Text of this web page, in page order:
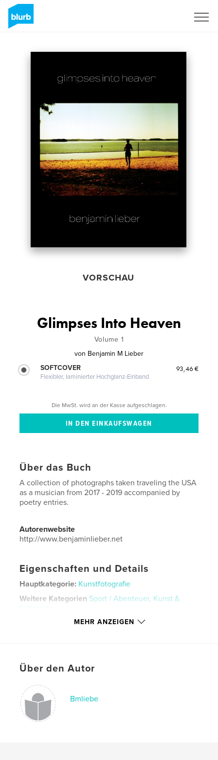
VORSCHAU
Glimpses Into Heaven
Volume 1
von Benjamin M Lieber
SOFTCOVER
Flexibler, laminierter Hochglanz-Einband
93,46 €
Die MwSt. wird an der Kasse aufgeschlagen.
Über das Buch
A collection of photographs taken traveling the USA
as a musician from 2017 - 2019 accompanied by
poetry entries.
Autorenwebsite
http://www.benjaminlieber.net
Eigenschaften und Details
Hauptkategorie: Kunstfotografie
Weitere Kategorien Sport / Abenteuer, Kunst &
Fotografie
Standard-Hochformat, 20×25 cm
Veröffentlichungsdatum:
SpracheEnglish
Schlüsselwörter
glimpsesintoheaven
MEHR ANZEIGEN
Über den Autor
Bmliebe